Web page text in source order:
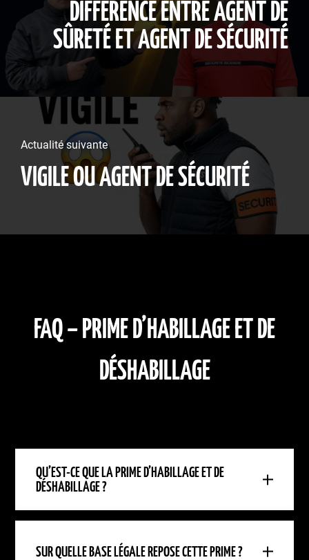
DIFFÉRENCE ENTRE AGENT DE
SÛRETÉ ET AGENT DE SÉCURITÉ
Actualité suivante
VIGILE OU AGENT DE SÉCURITÉ
FAQ – PRIME D’HABILLAGE ET DE
DÉSHABILLAGE
QU’EST-CE QUE LA PRIME D’HABILLAGE ET DE
DÉSHABILLAGE ?
SUR QUELLE BASE LÉGALE REPOSE CETTE PRIME ?